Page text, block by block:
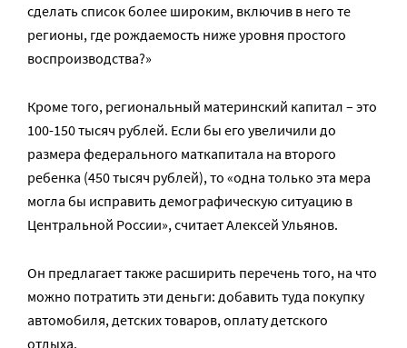
сделать список более широким, включив в него те
регионы, где рождаемость ниже уровня простого
воспроизводства?»
Кроме того, региональный материнский капитал – это
100-150 тысяч рублей. Если бы его увеличили до
размера федерального маткапитала на второго
ребенка (450 тысяч рублей), то «одна только эта мера
могла бы исправить демографическую ситуацию в
Центральной России», считает Алексей Ульянов.
Он предлагает также расширить перечень того, на что
можно потратить эти деньги: добавить туда покупку
автомобиля, детских товаров, оплату детского
отдыха.